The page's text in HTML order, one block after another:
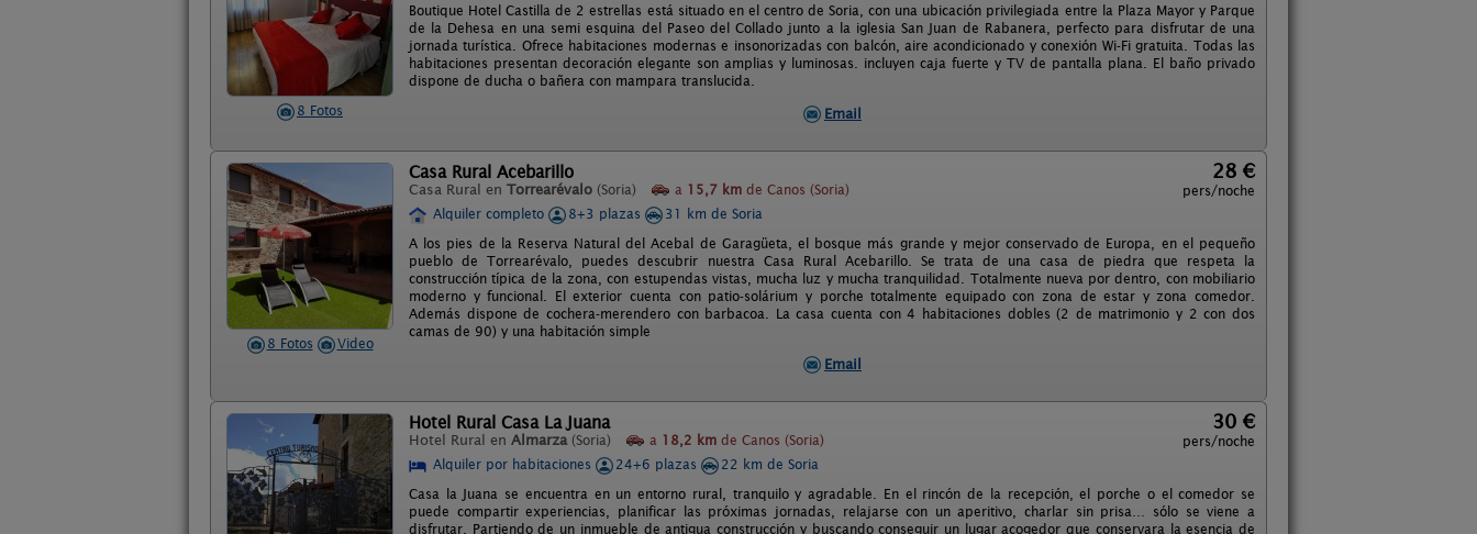
8 Fotos
Boutique Hotel Castilla de 2 estrellas está situado en el centro de Soria, con una ubicación privilegiada entre la Plaza Mayor y Parque
de la Dehesa en una semi esquina del Paseo del Collado junto a la iglesia San Juan de Rabanera, perfecto para disfrutar de una
jornada turística. Ofrece habitaciones modernas e insonorizadas con balcón, aire acondicionado y conexión Wi-Fi gratuita. Todas las
habitaciones presentan decoración elegante son amplias y luminosas. incluyen caja fuerte y TV de pantalla plana. El baño privado
dispone de ducha o bañera con mampara translucida.
Email
8 Fotos Video
Casa Rural Acebarillo
Casa Rural en Torrearévalo (Soria) a 15,7 km de Canos (Soria)
28 €
pers/noche
Alquiler completo
8+3 plazas
31 km de Soria
A los pies de la Reserva Natural del Acebal de Garagüeta, el bosque más grande y mejor conservado de Europa, en el pequeño
pueblo de Torrearévalo, puedes descubrir nuestra Casa Rural Acebarillo. Se trata de una casa de piedra que respeta la
construcción típica de la zona, con estupendas vistas, mucha luz y mucha tranquilidad. Totalmente nueva por dentro, con mobiliario
moderno y funcional. El exterior cuenta con patio-solárium y porche totalmente equipado con zona de estar y zona comedor.
Además dispone de cochera-merendero con barbacoa. La casa cuenta con 4 habitaciones dobles (2 de matrimonio y 2 con dos
camas de 90) y una habitación simple
Email
Hotel Rural Casa La Juana
Hotel Rural en Almarza (Soria) a 18,2 km de Canos (Soria)
30 €
pers/noche
Alquiler por habitaciones
24+6 plazas
22 km de Soria
Casa la Juana se encuentra en un entorno rural, tranquilo y agradable. En el rincón de la recepción, el porche o el comedor se
puede compartir experiencias, planificar las próximas jornadas, relajarse con un aperitivo, charlar sin prisa… sólo se viene a
disfrutar. Partiendo de un inmueble de antigua construcción y buscando conseguir un lugar acogedor que conservara la esencia de